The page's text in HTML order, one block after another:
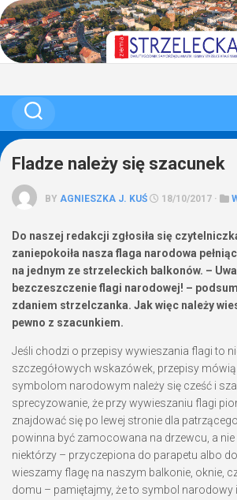
Skip
to
content
Fladze należy się szacunek
BY AGNIESZKA J. KUŚ 18/10/2017 ·
Do naszej redakcji zgłosiła się
zaniepokoiła nasza flaga narodowa
na jednym ze strzeleckich balkonów. –
bezczeszczenie flagi narodowej! –
zdaniem strzelczanka. Jak więc należy
pewno z szacunkiem.
Jeśli chodzi o przepisy wywieszania flagi to
szczegółowych wskazówek, przepisy
symbolom narodowym należy się cześć i
sprecyzowanie, że przy wywieszaniu flagi
znajdować się po lewej stronie dla
powinna być zamocowana na drzewcu, a nie
niektórzy – przyczepiona do parapetu albo
wieszamy flagę na naszym balkonie, oknie,
domu – pamiętajmy, że to symbol narodowy